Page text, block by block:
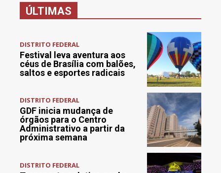
ÚLTIMAS
DISTRITO FEDERAL
Festival leva aventura aos
céus de Brasília com balões,
saltos e esportes radicais
DISTRITO FEDERAL
GDF inicia mudança de
órgãos para o Centro
Administrativo a partir da
próxima semana
DISTRITO FEDERAL